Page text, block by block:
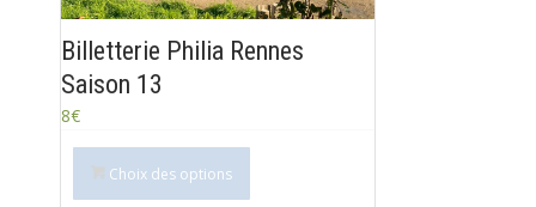
Billetterie Philia Rennes
Saison 13
8€
Choix des options